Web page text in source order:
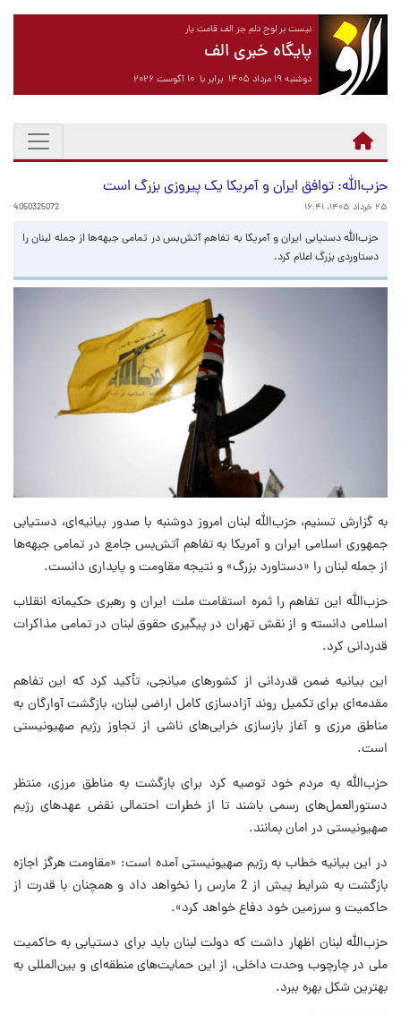
نیست بر لوح دلم جز الف قامت یار
پایگاه خبری الف
دوشنبه ۱۹ مرداد ۱۴۰۵ برابر با ۱۰ آگوست ۲۰۲۶
حزب‌الله: توافق ایران و آمریکا یک پیروزی بزرگ است
۲۵ خرداد ۱۴۰۵، ۱۶:۴۱ 4050325072
حزب‌الله دستیابی ایران و آمریکا به تفاهم آتش‌بس در تمامی جبهه‌ها از جمله لبنان را
دستاوردی بزرگ اعلام کرد.
به گزارش تسنیم، حزب‌الله لبنان امروز دوشنبه با صدور بیانیه‌ای، دستیابی
جمهوری اسلامی ایران و آمریکا به تفاهم آتش‌بس جامع در تمامی جبهه‌ها
از جمله لبنان را «دستاورد بزرگ» و نتیجه مقاومت و پایداری دانست.
حزب‌الله این تفاهم را ثمره استقامت ملت ایران و رهبری حکیمانه انقلاب
اسلامی دانسته و از نقش تهران در پیگیری حقوق لبنان در تمامی مذاکرات
قدردانی کرد.
این بیانیه ضمن قدردانی از کشورهای میانجی، تأکید کرد که این تفاهم
مقدمه‌ای برای تکمیل روند آزادسازی کامل اراضی لبنان، بازگشت آوارگان به
مناطق مرزی و آغاز بازسازی خرابی‌های ناشی از تجاوز رژیم صهیونیستی
است.
حزب‌الله به مردم خود توصیه کرد برای بازگشت به مناطق مرزی، منتظر
دستورالعمل‌های رسمی باشند تا از خطرات احتمالی نقض عهدهای رژیم
صهیونیستی در امان بمانند.
در این بیانیه خطاب به رژیم صهیونیستی آمده است: «مقاومت هرگز اجازه
بازگشت به شرایط پیش از 2 مارس را نخواهد داد و همچنان با قدرت از
حاکمیت و سرزمین خود دفاع خواهد کرد».
حزب‌الله لبنان اظهار داشت که دولت لبنان باید برای دستیابی به حاکمیت
ملی در چارچوب وحدت داخلی، از این حمایت‌های منطقه‌ای و بین‌المللی به
بهترین شکل بهره ببرد.